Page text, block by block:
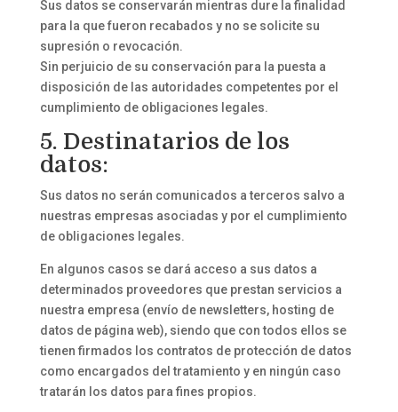
Sus datos se conservarán mientras dure la finalidad
para la que fueron recabados y no se solicite su
supresión o revocación.
Sin perjuicio de su conservación para la puesta a
disposición de las autoridades competentes por el
cumplimiento de obligaciones legales.
5. Destinatarios de los
datos:
Sus datos no serán comunicados a terceros salvo a
nuestras empresas asociadas y por el cumplimiento
de obligaciones legales.
En algunos casos se dará acceso a sus datos a
determinados proveedores que prestan servicios a
nuestra empresa (envío de newsletters, hosting de
datos de página web), siendo que con todos ellos se
tienen firmados los contratos de protección de datos
como encargados del tratamiento y en ningún caso
tratarán los datos para fines propios.